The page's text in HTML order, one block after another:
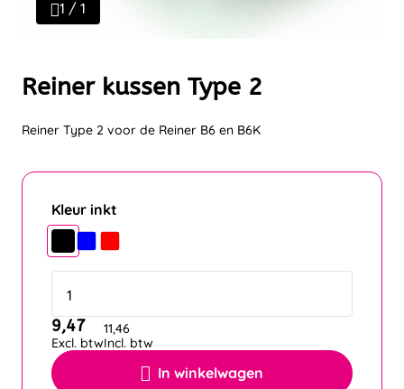
1 / 1
Reiner kussen Type 2
Reiner Type 2 voor de Reiner B6 en B6K
Kleur inkt
In winkelwagen
9,47
Excl. btw
11,46
Incl. btw